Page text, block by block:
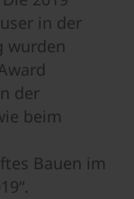
in der
wurden
der
beim
Bauen im